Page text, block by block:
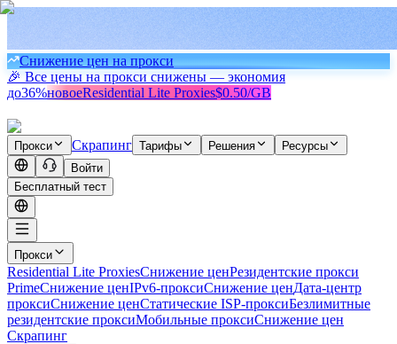
Снижение цен на прокси
🎉 Все цены на прокси снижены — экономия
до36%новоеResidential Lite Proxies$0.50/GB
Прокси Скрапинг Тарифы Решения
Ресурсы
Войти
Бесплатный тест
Прокси
Residential Lite ProxiesСнижение ценРезидентские прокси
PrimeСнижение ценIPv6-проксиСнижение ценДата-центр
проксиСнижение ценСтатические ISP-проксиБезлимитные
резидентские проксиМобильные проксиСнижение цен
Скрапинг